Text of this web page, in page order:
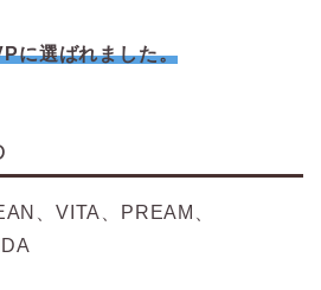
に選ばれました。
、VITA、PREAM、